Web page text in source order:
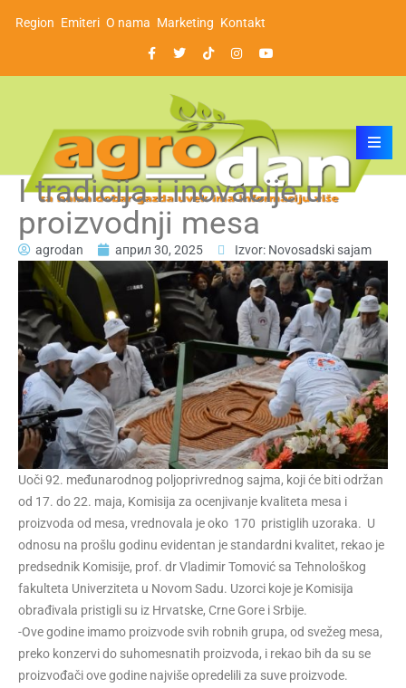
Region Emiteri O nama Marketing Kontakt
I tradicija i inovacije u
proizvodnji mesa
agrodan април 30, 2025 Izvor: Novosadski sajam
Uoči 92. međunarodnog poljoprivrednog sajma, koji će biti održan
od 17. do 22. maja, Komisija za ocenjivanje kvaliteta mesa i
proizvoda od mesa, vrednovala je oko 170 pristiglih uzoraka. U
odnosu na prošlu godinu evidentan je standardni kvalitet, rekao je
predsednik Komisije, prof. dr Vladimir Tomović sa Tehnološkog
fakulteta Univerziteta u Novom Sadu. Uzorci koje je Komisija
obrađivala pristigli su iz Hrvatske, Crne Gore i Srbije.
-Ove godine imamo proizvode svih robnih grupa, od svežeg mesa,
preko konzervi do suhomesnatih proizvoda, i rekao bih da su se
proizvođači ove godine najviše opredelili za suve proizvode.